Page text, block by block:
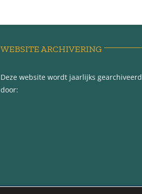
WEBSITE ARCHIVERING
Deze website wordt jaarlijks gearchiveerd
door: